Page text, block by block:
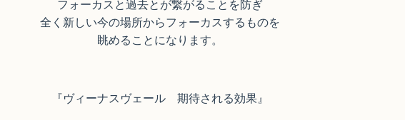
フォーカスと過去とが繋がることを防ぎ
全く新しい今の場所からフォーカスするものを
眺めることになります。
『ヴィーナスヴェール 期待される効果』